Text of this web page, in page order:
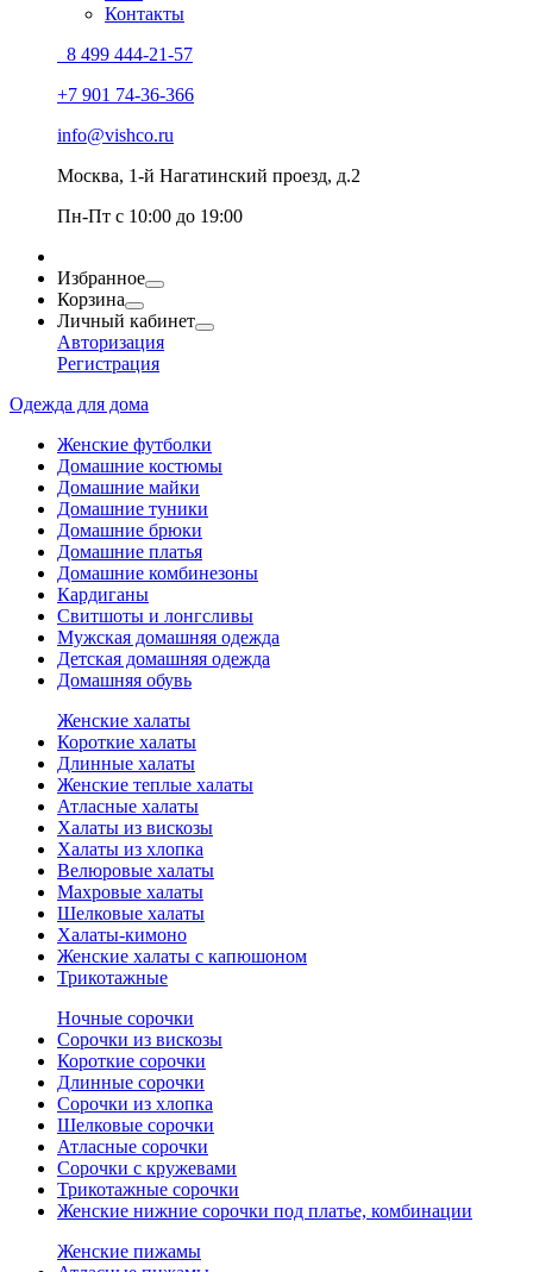
Контакты
8 499 444-21-57
+7 901 74-36-366
info@vishco.ru
Москва, 1-й Нагатинский проезд, д.2
Пн-Пт с 10:00 до 19:00
Избранное
Корзина
Личный кабинет
Авторизация
Регистрация
Одежда для дома
Женские футболки
Домашние костюмы
Домашние майки
Домашние туники
Домашние брюки
Домашние платья
Домашние комбинезоны
Кардиганы
Свитшоты и лонгсливы
Мужская домашняя одежда
Детская домашняя одежда
Домашняя обувь
Женские халаты
Короткие халаты
Длинные халаты
Женские теплые халаты
Атласные халаты
Халаты из вискозы
Халаты из хлопка
Велюровые халаты
Махровые халаты
Шелковые халаты
Халаты-кимоно
Женские халаты с капюшоном
Трикотажные
Ночные сорочки
Сорочки из вискозы
Короткие сорочки
Длинные сорочки
Сорочки из хлопка
Шелковые сорочки
Атласные сорочки
Сорочки с кружевами
Трикотажные сорочки
Женские нижние сорочки под платье, комбинации
Женские пижамы